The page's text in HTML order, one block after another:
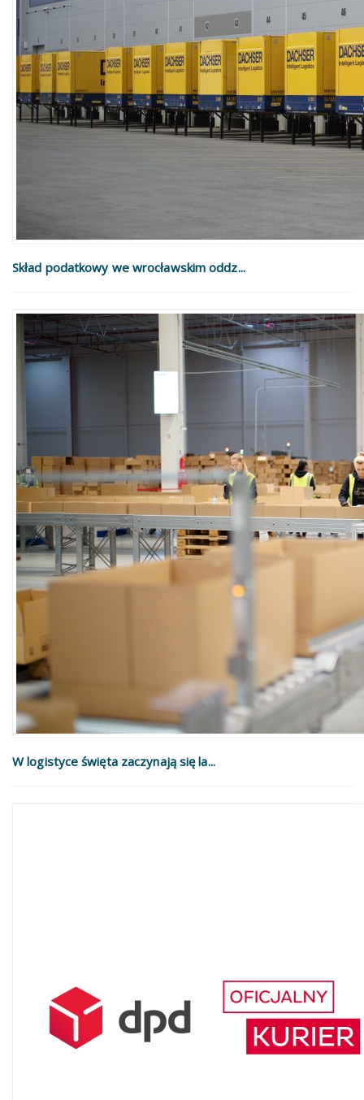
Skład podatkowy we wrocławskim oddz...
W logistyce święta zaczynają się la...